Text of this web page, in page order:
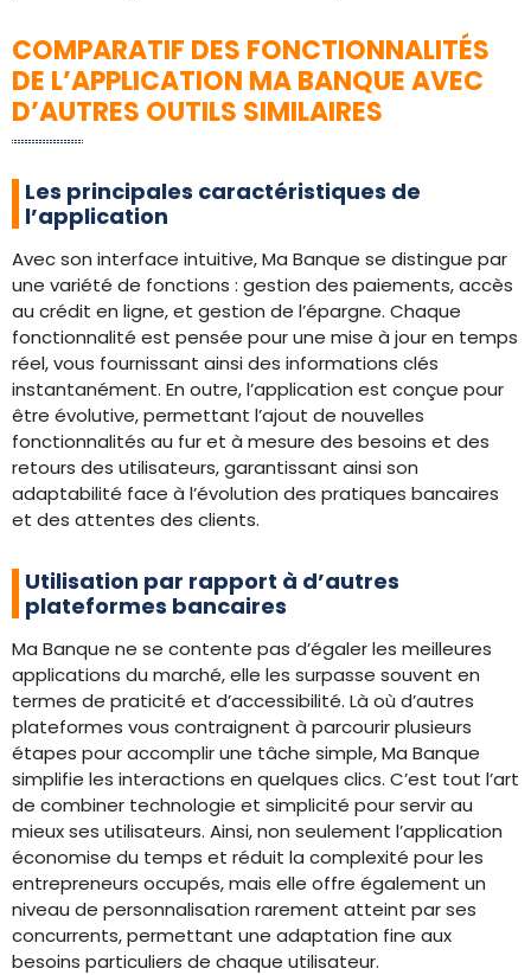
COMPARATIF DES FONCTIONNALITÉS
DE L’APPLICATION MA BANQUE AVEC
D’AUTRES OUTILS SIMILAIRES
Les principales caractéristiques de
l’application
Avec son interface intuitive, Ma Banque se distingue par
une variété de fonctions : gestion des paiements, accès
au crédit en ligne, et gestion de l’épargne. Chaque
fonctionnalité est pensée pour une mise à jour en temps
réel, vous fournissant ainsi des informations clés
instantanément. En outre, l’application est conçue pour
être évolutive, permettant l’ajout de nouvelles
fonctionnalités au fur et à mesure des besoins et des
retours des utilisateurs, garantissant ainsi son
adaptabilité face à l’évolution des pratiques bancaires
et des attentes des clients.
Utilisation par rapport à d’autres
plateformes bancaires
Ma Banque ne se contente pas d’égaler les meilleures
applications du marché, elle les surpasse souvent en
termes de praticité et d’accessibilité. Là où d’autres
plateformes vous contraignent à parcourir plusieurs
étapes pour accomplir une tâche simple, Ma Banque
simplifie les interactions en quelques clics. C’est tout l’art
de combiner technologie et simplicité pour servir au
mieux ses utilisateurs. Ainsi, non seulement l’application
économise du temps et réduit la complexité pour les
entrepreneurs occupés, mais elle offre également un
niveau de personnalisation rarement atteint par ses
concurrents, permettant une adaptation fine aux
besoins particuliers de chaque utilisateur.